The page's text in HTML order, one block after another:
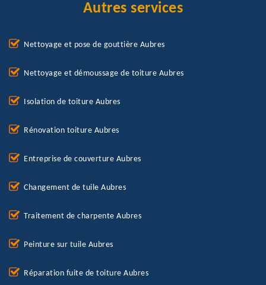
Autres services
Nettoyage et pose de gouttière Aubres
Nettoyage et démoussage de toiture Aubres
Isolation de toiture Aubres
Rénovation toiture Aubres
Entreprise de couverture Aubres
Changement de tuile Aubres
Traitement de charpente Aubres
Peinture sur tuile Aubres
Réparation fuite de toiture Aubres